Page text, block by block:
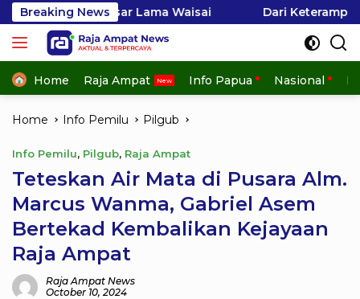
Skip
to
content
Breaking News
Lama Waisai Dari Keterampilan Menjadi
Home Raja Ampat Info Papua Nasional
Home Info Pemilu Pilgub
Info Pemilu, Pilgub, Raja Ampat
Teteskan Air Mata di Pusara Alm.
Marcus Wanma, Gabriel Asem
Bertekad Kembalikan Kejayaan
Raja Ampat
Raja Ampat News
October 10, 2024